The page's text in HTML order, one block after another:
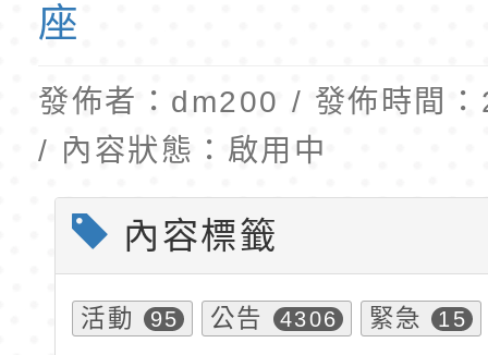
座
發佈者：dm200 / 發佈時間
/ 內容狀態：啟用中
內容標籤
活動 95 公告 4306 緊急 15